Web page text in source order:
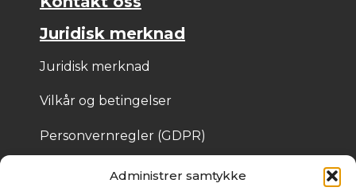
Administrer samtykke
Juridisk merknad
Juridisk merknad
Vilkår og betingelser
Personvernregler (GDPR)
Informasjonskapsler